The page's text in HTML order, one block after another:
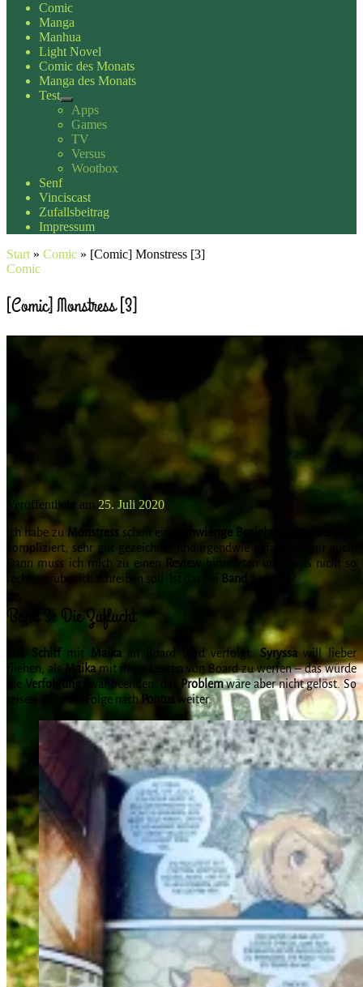
Comic
Manga
Manhua
Light Novel
Comic des Monats
Manga des Monats
Test
Apps
Games
TV
Versus
Wootbox
Senf
Vinciscast
Zufallsbeitrag
Impressum
Start » Comic » [Comic] Monstress [3]
Comic
[Comic] Monstress [3]
Veröffentlicht am 25. Juli 2020
Ich habe zu Monstress schon eine schwierige Beziehung
kompliziert, sehr gut gezeichnet und irgendwie gefällt sie mir auch.
Dann muss ich mich zu einen
Review hinsetzten und weiß nicht so
recht worüber ich schreiben soll. Ist das bei
Band 3 anders?
Band 3: Die Zuflucht
Schiffmit Maikaan Board wird verfolgt.Syryssawill lieber
fliehen, als Maikamit ihren Leuten von Board zu werfen – das würde
die Verfolgung zwar beenden, das Problemwäre aber nicht gelöst. So
reisen sie in der Folge nach Pontus weiter.